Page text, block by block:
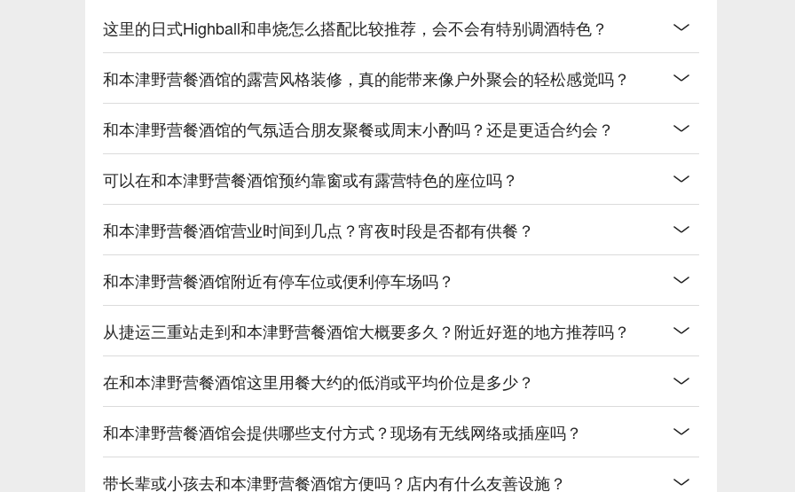
这里的日式Highball和串烧怎么搭配比较推荐，会不会有特别调酒特色？
和本津野营餐酒馆的露营风格装修，真的能带来像户外聚会的轻松感觉吗？
和本津野营餐酒馆的气氛适合朋友聚餐或周末小酌吗？还是更适合约会？
可以在和本津野营餐酒馆预约靠窗或有露营特色的座位吗？
和本津野营餐酒馆营业时间到几点？宵夜时段是否都有供餐？
和本津野营餐酒馆附近有停车位或便利停车场吗？
从捷运三重站走到和本津野营餐酒馆大概要多久？附近好逛的地方推荐吗？
在和本津野营餐酒馆这里用餐大约的低消或平均价位是多少？
和本津野营餐酒馆会提供哪些支付方式？现场有无线网络或插座吗？
带长辈或小孩去和本津野营餐酒馆方便吗？店内有什么友善设施？